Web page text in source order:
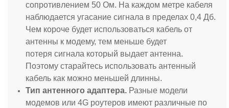
сопротивлением 50 Ом. На каждом метре кабеля
наблюдается угасание сигнала в пределах 0,4 Дб.
Чем короче будет использоваться кабель от
антенны к модему, тем меньше будет
потеря сигнала который выдает антенна.
Поэтому старайтесь использовать антенный
кабель как можно меньшей длинны.
Тип антенного адаптера. Разные модели
модемов или 4G роутеров имеют различные по